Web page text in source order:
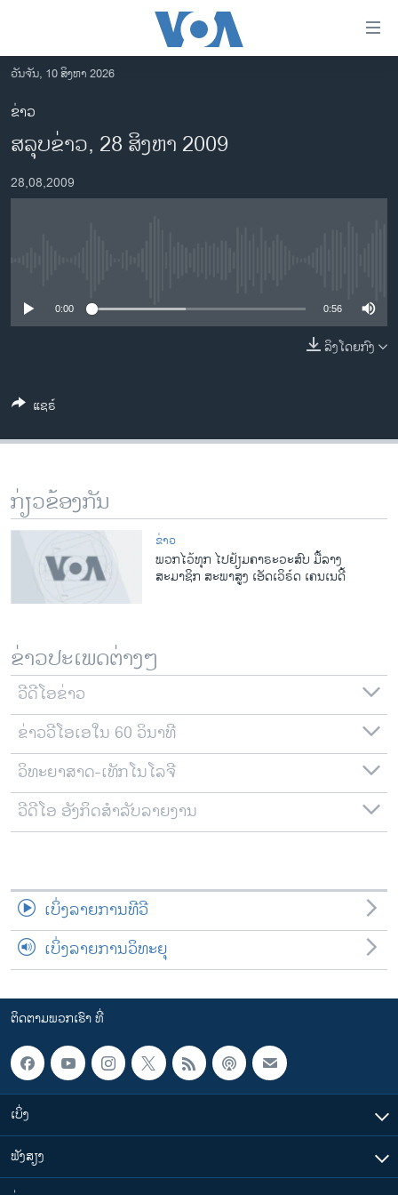
ເຂົ້າ
ຫາ
ຂ້າມ
ຂ້າມ
ໄປ
ອາເມຣິກາ
ການເລືອກຕັ້ງ ປະທານາທີບໍດີ ສະຫະລັດ 2024
ອິດສະຫຼະພາບດ້ານການຂ່າວ
ວິທະຍາສາດ-ເທັກໂນໂລຈີ
ທຸລະກິດ
ວີດີໂອ
ລາຍການກະຈາຍສຽງ
ລາຍງານ
ຕິດຕາມພວກເຮົາ ທີ່
ພາສາຕ່າງໆ
ວັນຈັນ, 10 ສິງຫາ 2026
ຂ່າວ
ສລຸບຂ່າວ, 28 ສິງຫາ 2009
28,08,2009
0:00 0:56
ລິງໂດຍກົງ
ແຊຣ໌
ກ່ຽວຂ້ອງກັນ
ຂ່າວ
ພວກໄວ້ທຸກ ໄປຢ້ຽມຄາຣະວະສົບ ມື້ລາງ
ສະມາຊິກ ສະພາສູງ ເອັດເວິຣ໌ດ ເຄນເນດີ້
ຂ່າວປະເພດຕ່າງໆ
ວີດີໂອຂ່າວ
ຂ່າວວີໂອເອໃນ 60 ວິນາທີ
ວິທະຍາສາດ-ເທັກໂນໂລຈີ
ວີດີໂອ ອັງກິດສຳລັບລາຍງານ
ເບິ່ງລາຍການທີວີ
ເບິ່ງລາຍການວິທະຍຸ
ຕິດຕາມພວກເຮົາ ທີ່
ເບິ່ງ
ຟັງສຽງ